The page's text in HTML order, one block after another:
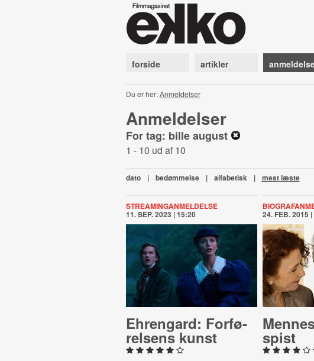
forside artikler
Du er her:Anmeldelser
Anmeldelser
For tag: bille august
1 - 10 ud af 10
dato | bedømmelse | alfabetisk | mest læste
STREAMINGANMELDELSE
11. SEP. 2023 | 15:20
Ehrengard: For­fø­
rel­sens kunst
24. FEB. 2015
spist